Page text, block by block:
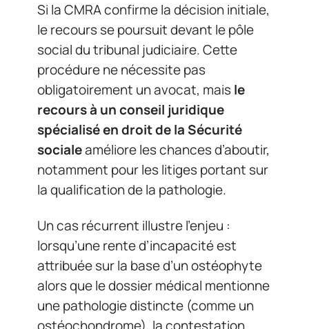
Si la CMRA confirme la décision initiale,
le recours se poursuit devant le pôle
social du tribunal judiciaire. Cette
procédure ne nécessite pas
obligatoirement un avocat, maisle
recours à un conseil juridique
spécialisé en droit de la Sécurité
socialeaméliore les chances d’aboutir,
notamment pour les litiges portant sur
la qualification de la pathologie.
Un cas récurrent illustre l’enjeu :
lorsqu’une rente d’incapacité est
attribuée sur la base d’un ostéophyte
alors que le dossier médical mentionne
une pathologie distincte (comme un